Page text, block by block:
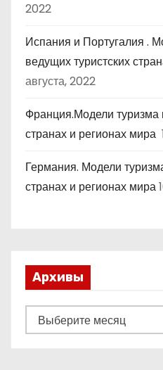
2022
Испания и Португалия .
ведущих туристских
августа, 2022
Франция.Модели туризма
странах и регионах мира
Германия. Модели
странах и регионах мира
Архивы
р